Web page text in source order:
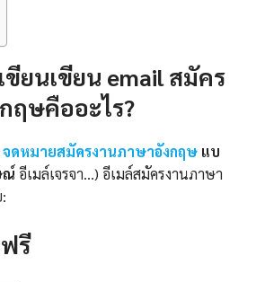
ขียนเขียน email สมัคร
ฤษคืออะไร?
จดหมายสมัครงานภาษาอังกฤษ แบ
ณ์ อีเมล์เจรจา…) อีเมล์สมัครงานภาษา
รี